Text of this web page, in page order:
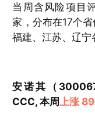
当周含风险项目
家，分布在17个
福建、江苏、辽宁
安诺其（
CCC, 本周上涨